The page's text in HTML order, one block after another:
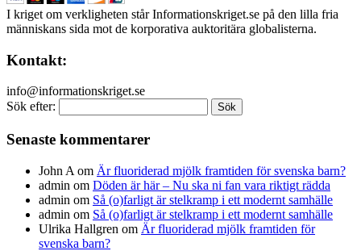
I kriget om verkligheten står Informationskriget.se på den lilla fria
människans sida mot de korporativa auktoritära globalisterna.
Kontakt:
info@informationskriget.se
Sök efter:
Senaste kommentarer
John A om Är fluoriderad mjölk framtiden för svenska barn?
admin om Döden är här – Nu ska ni fan vara riktigt rädda
admin om Så (o)farligt är stelkramp i ett modernt samhälle
admin om Så (o)farligt är stelkramp i ett modernt samhälle
Ulrika Hallgren om Är fluoriderad mjölk framtiden för
svenska barn?